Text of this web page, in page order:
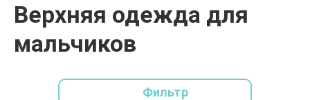
Верхняя одежда для
мальчиков
Фильтр